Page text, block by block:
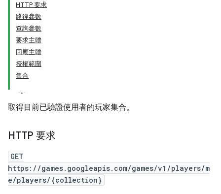
HTTP 要求
路徑參數
查詢參數
要求主體
回應主體
授權範圍
集合
取得目前已驗證使用者的玩家集合。
HTTP 要求
GET
https://games.googleapis.com/games/v1/players/m
e/players/{collection}